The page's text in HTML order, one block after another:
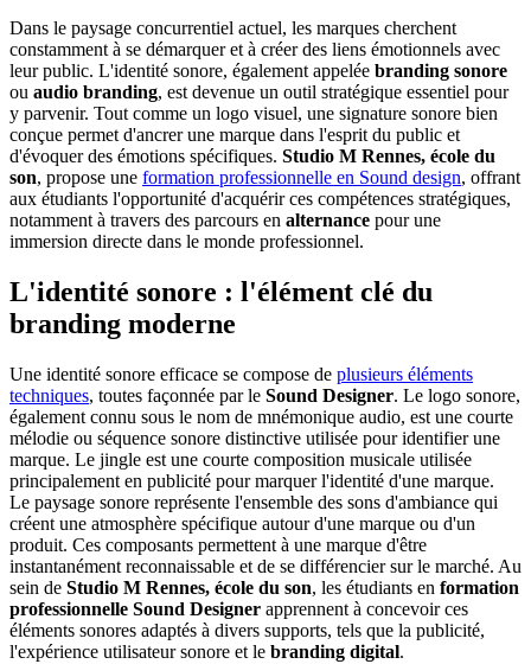
Dans le paysage concurrentiel actuel, les marques cherchent
constamment à se démarquer et à créer des liens émotionnels avec
leur public. L'identité sonore, également appelée branding sonore
ou audio branding, est devenue un outil stratégique essentiel pour
y parvenir. Tout comme un logo visuel, une signature sonore bien
conçue permet d'ancrer une marque dans l'esprit du public et
d'évoquer des émotions spécifiques. Studio M Rennes, école du
son, propose une formation professionnelle en Sound design, offrant
aux étudiants l'opportunité d'acquérir ces compétences stratégiques,
notamment à travers des parcours en alternance pour une
immersion directe dans le monde professionnel.
L'identité sonore : l'élément clé du
branding moderne
Une identité sonore efficace se compose de plusieurs éléments
techniques, toutes façonnée par le Sound Designer. Le logo sonore,
également connu sous le nom de mnémonique audio, est une courte
mélodie ou séquence sonore distinctive utilisée pour identifier une
marque. Le jingle est une courte composition musicale utilisée
principalement en publicité pour marquer l'identité d'une marque.
Le paysage sonore représente l'ensemble des sons d'ambiance qui
créent une atmosphère spécifique autour d'une marque ou d'un
produit. Ces composants permettent à une marque d'être
instantanément reconnaissable et de se différencier sur le marché. Au
sein de Studio M Rennes, école du son, les étudiants en formation
professionnelle Sound Designer apprennent à concevoir ces
éléments sonores adaptés à divers supports, tels que la publicité,
l'expérience utilisateur sonore et le branding digital.